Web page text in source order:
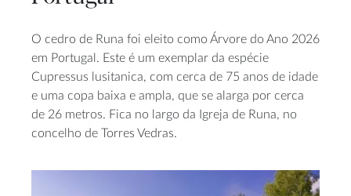
O cedro de Runa foi eleito como Árvore do Ano 2026
em Portugal. Este é um exemplar da espécie
Cupressus lusitanica, com cerca de 75 anos de idade
e uma copa baixa e ampla, que se alarga por cerca
de 26 metros. Fica no largo da Igreja de Runa, no
concelho de Torres Vedras.